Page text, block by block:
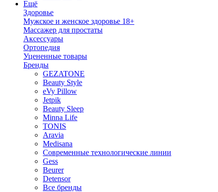
Ещё
Здоровье
Мужское и женское здоровье 18+
Массажер для простаты
Аксессуары
Ортопедия
Уцененные товары
Бренды
GEZATONE
Beauty Style
eVy Pillow
Jetpik
Beauty Sleep
Minna Life
TONIS
Aravia
Medisana
Современные технологические линии
Gess
Beurer
Detensor
Все бренды